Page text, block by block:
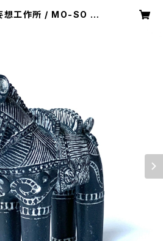
想工作所 / MO-SO ko